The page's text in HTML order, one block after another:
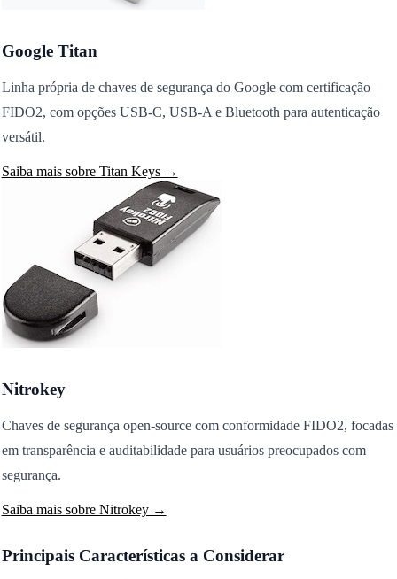
Google Titan
Linha própria de chaves de segurança do Google com certificação
FIDO2, com opções USB-C, USB-A e Bluetooth para autenticação
versátil.
Saiba mais sobre Titan Keys →
Nitrokey
Chaves de segurança open-source com conformidade FIDO2, focadas
em transparência e auditabilidade para usuários preocupados com
segurança.
Saiba mais sobre Nitrokey →
Principais Características a Considerar